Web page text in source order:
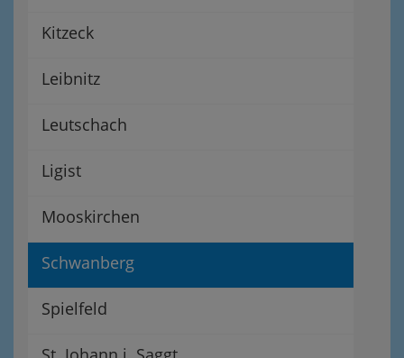
Kitzeck
Leibnitz
Leutschach
Ligist
Mooskirchen
Schwanberg
Spielfeld